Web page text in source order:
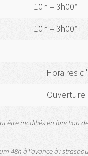
10h – 3h00*
10h – 3h00*
Horaires
Ouverture
être modifiés en fonction
48h à l’avance à :